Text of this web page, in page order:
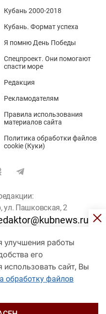
работы
его
сайт, Вы
обработку файлов
Кубань 2000-2018
Кубань. Формат успеха
Я помню День Победы
Спецпроект. Они помогают
спасти море
Редакция
Рекламодателям
Правила использования
материалов сайта
Политика обработки файлов
cookie (Куки)
ул. Пашковская, 2
старше 16 лет
2017
Федеральной
информационных технологий
Регистрационный